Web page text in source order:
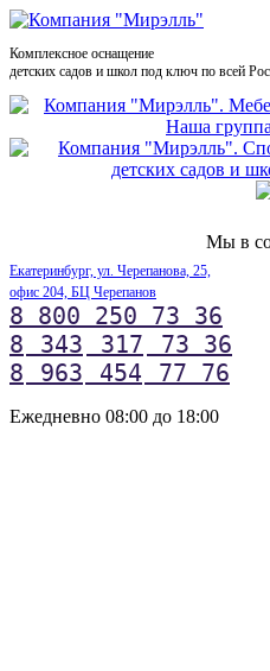
Комплексное оснащение
детских садов и школ под ключ по всей
Мы в
Екатеринбург, ул. Черепанова, 25,
офис 204, БЦ Черепанов
8 800 250 73 36
8
343 317
73 36
8
963 454 77 76
Ежедневно 08:00 до 18:00